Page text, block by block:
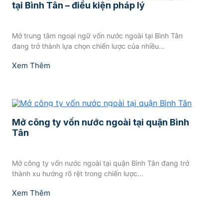
tại Bình Tân – điều kiện pháp lý
Mở trung tâm ngoại ngữ vốn nước ngoài tại Bình Tân
đang trở thành lựa chọn chiến lược của nhiều...
Xem Thêm
Mở công ty vốn nước ngoài tại quận Bình
Tân
Mở công ty vốn nước ngoài tại quận Bình Tân đang trở
thành xu hướng rõ rệt trong chiến lược...
Xem Thêm